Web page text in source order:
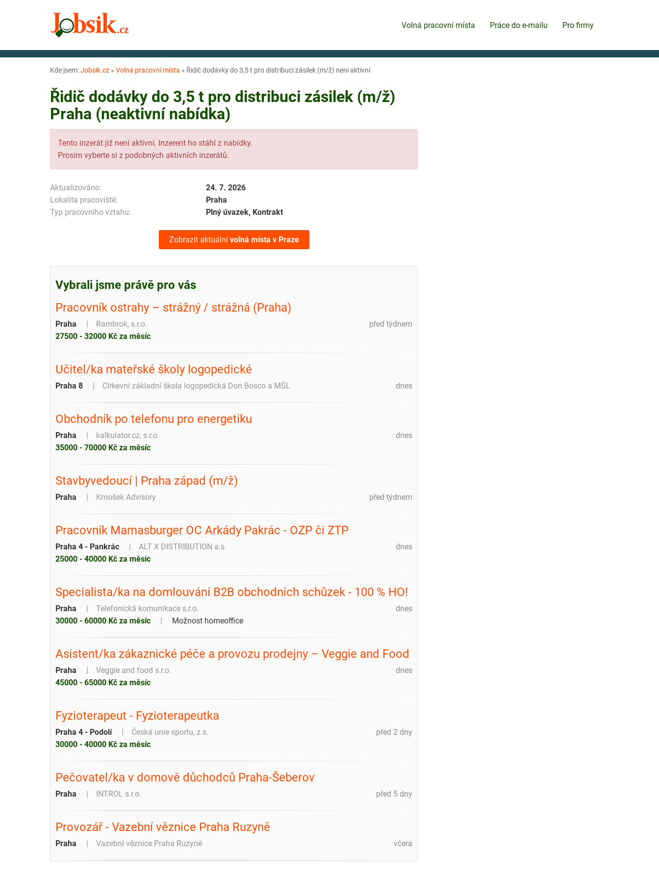
Volná pracovní místa Práce do e-mailu Pro firmy
Kde jsem:Jobsik.cz » Volná pracovní místa » Řidič dodávky do 3,5 t pro distribuci zásilek (m/ž) není aktivní
Řidič dodávky do 3,5 t pro distribuci zásilek (m/ž)
Praha (neaktivní nabídka)
Tento inzerát již není aktivní. Inzerent ho stáhl z nabídky.
Prosím vyberte si z podobných aktivních inzerátů.
Aktualizováno:
24. 7. 2026
Lokalita pracoviště:
Praha
Typ pracovního vztahu:
Plný úvazek, Kontrakt
Zobrazit aktuální volná místa v Praze
Vybrali jsme právě pro vás
Pracovník ostrahy – strážný / strážná (Praha)
před týdnem
Praha
Rambrok, s.r.o.
27500 - 32000 Kč za měsíc
Učitel/ka mateřské školy logopedické
dnes
Praha 8 Církevní základní škola logopedická Don Bosco a MŠL
Obchodník po telefonu pro energetiku
dnes
Praha
kalkulator.cz, s.r.o.
35000 - 70000 Kč za měsíc
Stavbyvedoucí | Praha západ (m/ž)
před týdnem
Praha Kmošek Advisory
Pracovník Mamasburger OC Arkády Pakrác - OZP či ZTP
dnes
Praha 4 - Pankrác
ALT X DISTRIBUTION a.s.
25000 - 40000 Kč za měsíc
Specialista/ka na domlouvání B2B obchodních schůzek - 100 % HO!
dnes
Praha
Telefonická komunikace s.r.o.
30000 - 60000 Kč za měsíc
Možnost homeoffice
Asistent/ka zákaznické péče a provozu prodejny – Veggie and Food
dnes
Praha
Veggie and food s.r.o.
45000 - 65000 Kč za měsíc
Fyzioterapeut - Fyzioterapeutka
před 2 dny
Praha 4 - Podolí
Česká unie sportu, z.s.
30000 - 40000 Kč za měsíc
Pečovatel/ka v domově důchodců Praha-Šeberov
před 5 dny
Praha INTROL s.r.o.
Provozář - Vazební věznice Praha Ruzyně
včera
Praha Vazební věznice Praha Ruzyně